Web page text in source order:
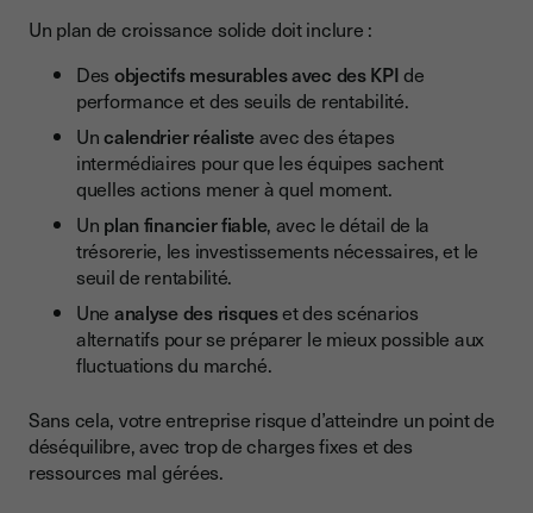
Un plan de croissance solide doit inclure :
Des objectifs mesurables avec des KPIde
performance et des seuils de rentabilité.
Uncalendrier réalisteavec des étapes
intermédiaires pour que les équipes sachent
quelles actions mener à quel moment.
Un plan financier fiable, avec le détail de la
trésorerie, les investissements nécessaires, et le
seuil de rentabilité.
Une analyse des risqueset des scénarios
alternatifs pour se préparer le mieux possible aux
fluctuations du marché.
Sans cela, votre entreprise risque d’atteindre un point de
déséquilibre, avec trop de charges fixes et des
ressources mal gérées.